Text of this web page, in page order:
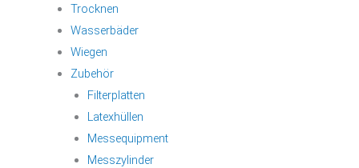
Trocknen
Wasserbäder
Wiegen
Zubehör
Filterplatten
Latexhüllen
Messequipment
Messzylinder